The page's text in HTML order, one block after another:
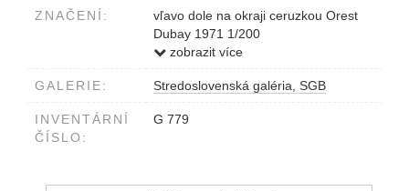
ZNAČENÍ:
vľavo dole na okraji ceruzkou Orest
Dubay 1971 1/200
vpravo dole Nad horami
zobrazit více
GALERIE: Stredoslovenská galéria, SGB
INVENTÁRNÍ
ČÍSLO:
G 779